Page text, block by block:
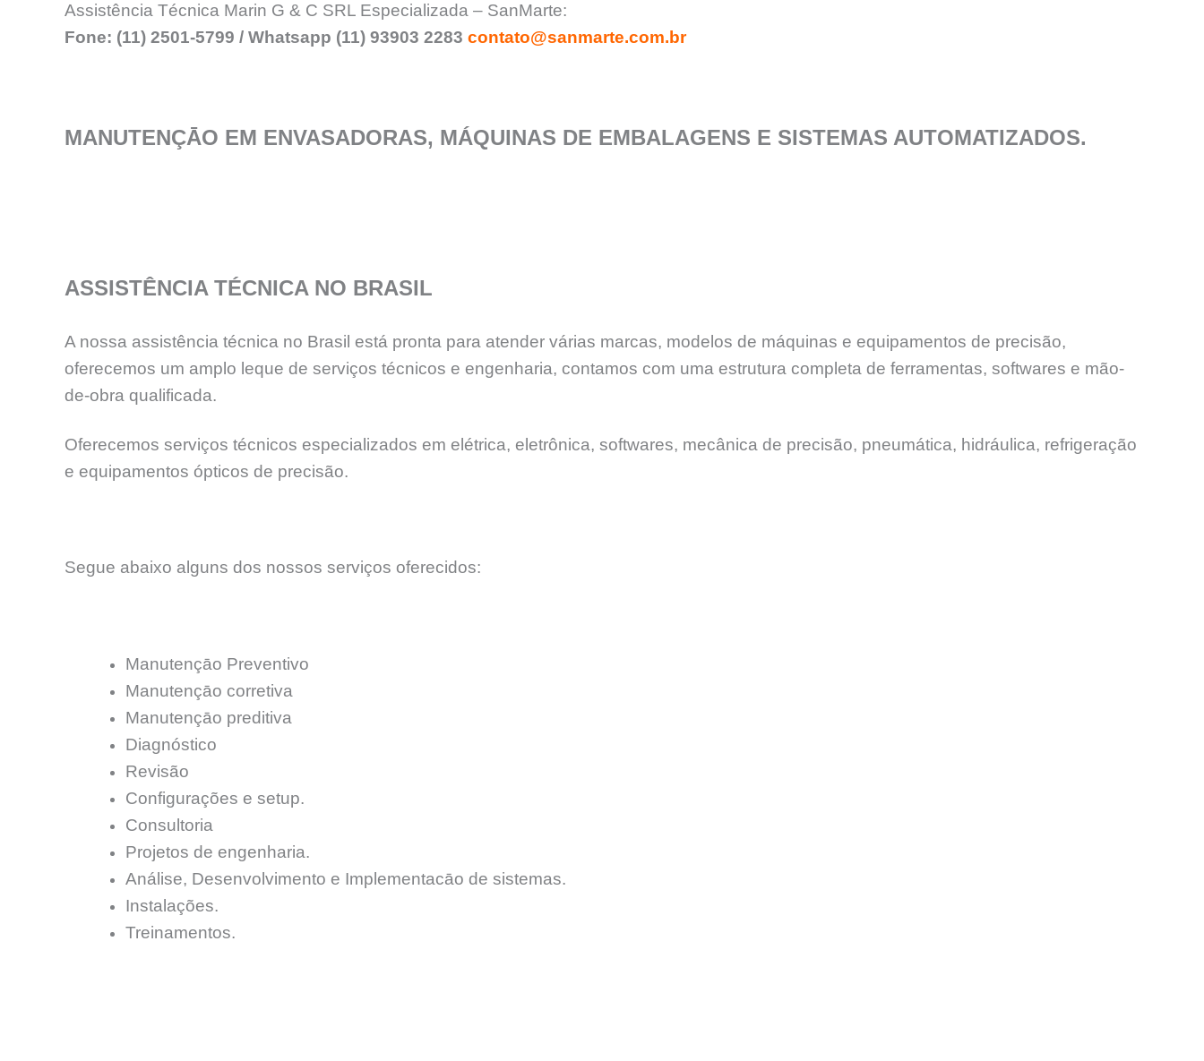
Assistência Técnica Marin G & C SRL Especializada – SanMarte:
Fone: (11) 2501-5799 / Whatsapp (11) 93903 2283 contato@sanmarte.com.br
MANUTENÇĀO EM ENVASADORAS, MÁQUINAS DE EMBALAGENS E SISTEMAS AUTOMATIZADOS.
ASSISTÊNCIA TÉCNICA NO BRASIL
A nossa assistência técnica no Brasil está pronta para atender várias marcas, modelos de máquinas e equipamentos de precisão,
oferecemos um amplo leque de serviços técnicos e engenharia, contamos com uma estrutura completa de ferramentas, softwares e mão-
de-obra qualificada.
Oferecemos serviços técnicos especializados em elétrica, eletrônica, softwares, mecânica de precisão, pneumática, hidráulica, refrigeração
e equipamentos ópticos de precisão.
Segue abaixo alguns dos nossos serviços oferecidos:
Manutençāo Preventivo
Manutençāo corretiva
Manutençāo preditiva
Diagnóstico
Revisão
Configurações e setup.
Consultoria
Projetos de engenharia.
Análise, Desenvolvimento e Implementacāo de sistemas.
Instalações.
Treinamentos.